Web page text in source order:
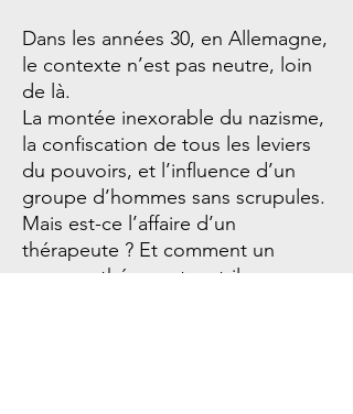
Dans les années 30, en Allemagne,
le contexte n’est pas neutre, loin
de là.
La montée inexorable du nazisme,
la confiscation de tous les leviers
du pouvoirs, et l’influence d’un
groupe d’hommes sans scrupules.
Mais est-ce l’affaire d’un
thérapeute ? Et comment un
masseur-thérapeute a t-il pu